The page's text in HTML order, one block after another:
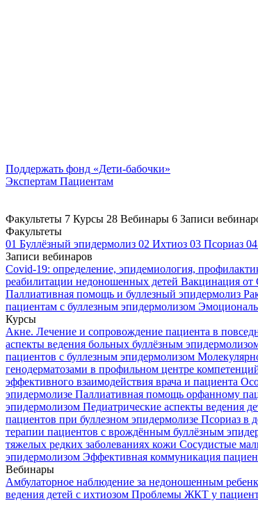
Поддержать фонд «Дети-бабочки»
Экспертам Пациентам
Факультеты 7 Курсы 28 Вебинары 6 Записи
Факультеты
01 Буллёзный эпидермолиз 02 Ихтиоз 03 Псориаз 04
Записи вебинаров
Covid-19: определение, эпидемиология,
реабилитации недоношенных детей Вакцинация от
Паллиативная помощь и буллезный эпидермолиз
пациентам с буллезным эпидермолизом
Курсы
Акне. Лечение и сопровождение пациента в
аспекты ведения больных буллёзным
пациентов с буллезным эпидермолизом
генодерматозами в профильном центре
эффективного взаимодействия врача и пациента
эпидермолизе Паллиативная помощь орфанному
эпидермолизом Педиатрические аспекты ведения
пациентов при буллезном эпидермолизе Псориаз в
терапии пациентов с врождённым буллёзным
тяжелых редких заболеваниях кожи Сосудистые
эпидермолизом Эффективная коммуникация
Вебинары
Амбулаторное наблюдение за недоношенным
ведения детей с ихтиозом Проблемы ЖКТ у